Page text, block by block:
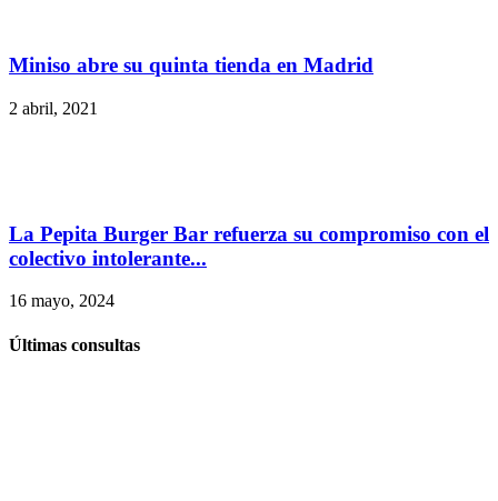
Miniso abre su quinta tienda en Madrid
2 abril, 2021
La Pepita Burger Bar refuerza su compromiso con el
colectivo intolerante...
16 mayo, 2024
Últimas consultas